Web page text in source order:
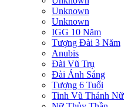
Unknown
Unknown
IGG 10 Năm
Tượng Đài 3 Năm
Anubis
Đài Vũ Trụ
Đài Ánh Sáng
Tượng 6 Tuổi
Tinh Vũ Thánh Nữ